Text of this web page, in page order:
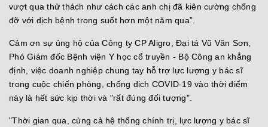
vượt qua thử thách như cách các anh chị đã kiên cường chống
đỡ với dịch bệnh trong suốt hơn một năm qua”.
Cảm ơn sự ủng hộ của Công ty CP Aligro, Đại tá Vũ Văn Sơn,
Phó Giám đốc Bệnh viện Y học cổ truyền - Bộ Công an khẳng
định, việc doanh nghiệp chung tay hỗ trợ lực lượng y bác sĩ
trong cuộc chiến phòng, chống dịch COVID-19 vào thời điểm
này là hết sức kịp thời và "rất đúng đối tượng".
"Thời gian qua, cùng cả hệ thống chính trị, lực lượng y bác sĩ